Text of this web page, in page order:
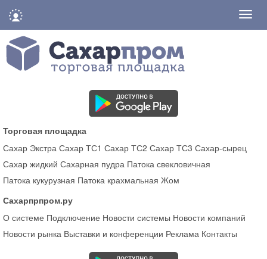
Торговая площадка
Сахар Экстра Сахар ТС1 Сахар ТС2 Сахар ТС3 Сахар-сырец
Сахар жидкий Сахарная пудра Патока свекловичная
Патока кукурузная Патока крахмальная Жом
Сахарпрпром.ру
О системе Подключение Новости системы Новости компаний
Новости рынка Выставки и конференции Реклама Контакты